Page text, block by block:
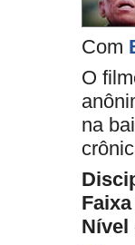
Com
O
na
Nível